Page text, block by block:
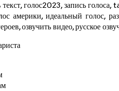
голос2023, запись голоса,
америки, идеальный голос,
озвучить видео, русское